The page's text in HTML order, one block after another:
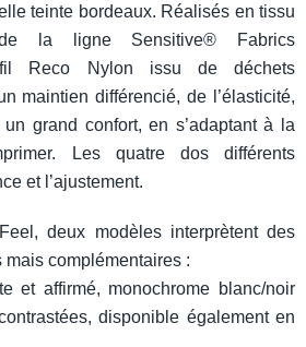
teinte bordeaux. Réalisés en tissu
la ligne Sensitive® Fabrics
fil Reco Nylon issu de déchets
maintien différencié, de l’élasticité,
grand confort, en s’adaptant à la
Les quatre dos différents
et l’ajustement.
deux modèles interprètent des
complémentaires :
et affirmé, monochrome blanc/noir
disponible également en